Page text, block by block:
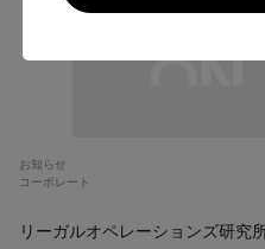
Go to
お知らせ
コーポレート
リーガルオペレーションズ研究